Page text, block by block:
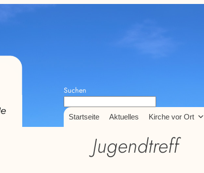
Suchen
Startseite Aktuelles Kirche vor Ort
Jugendtreff